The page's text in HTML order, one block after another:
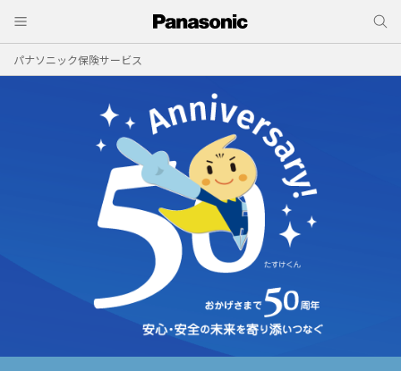
パナソニック保険サービス